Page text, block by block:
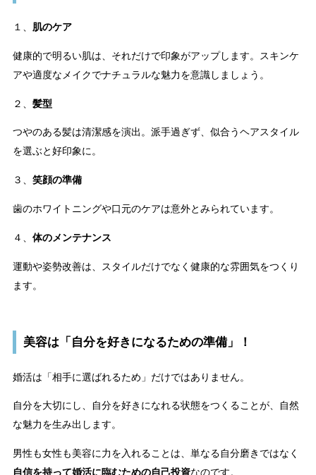
１、 肌のケア
健康的で明るい肌は、それだけで印象がアップします。スキンケ
アや適度なメイクでナチュラルな魅力を意識しましょう。
２、 髪型
つやのある髪は清潔感を演出。派手過ぎず、似合うヘアスタイル
を選ぶと好印象に。
３、 笑顔の準備
歯のホワイトニングや口元のケアは意外とみられています。
４、 体のメンテナンス
運動や姿勢改善は、スタイルだけでなく健康的な雰囲気をつくり
ます。
美容は「自分を好きになるための準備」！
婚活は「相手に選ばれるため」だけではありません。
自分を大切にし、自分を好きになれる状態をつくることが、自然
な魅力を生み出します。
男性も女性も美容に力を入れることは、単なる自分磨きではなく
自信を持って婚活に臨むための自己投資なのです。